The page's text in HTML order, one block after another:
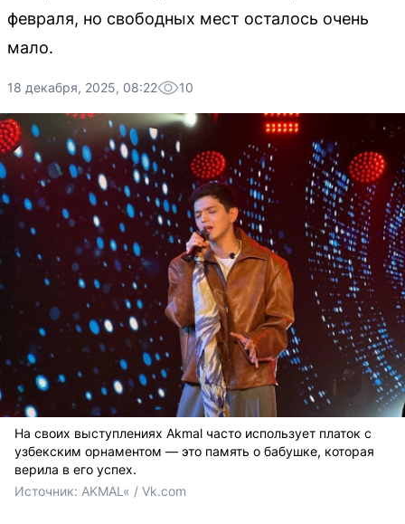
февраля, но свободных мест осталось очень
мало.
18 декабря, 2025, 08:22 10
На своих выступлениях Akmal часто использует платок с
узбекским орнаментом — это память о бабушке, которая
верила в его успех.
Источник: AKMAL« / Vk.com